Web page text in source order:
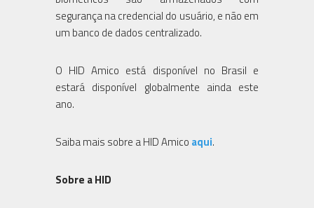
segurança na credencial do usuário, e não em
um banco de dados centralizado.
O HID Amico está disponível no Brasil e
estará disponível globalmente ainda este
ano.
Saiba mais sobre a HID Amico aqui.
Sobre a HID